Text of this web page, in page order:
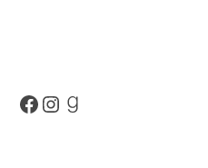
Facebook
Instagram
Goodreads